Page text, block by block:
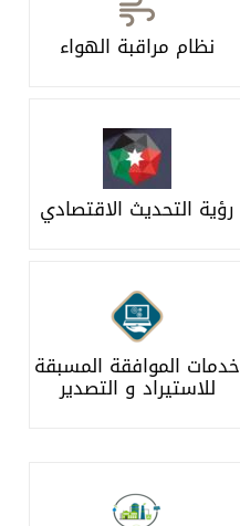
نظام مراقبة الهواء
رؤية التحديث الاقتصادي
خدمات الموافقة المسبقة
للاستيراد و التصدير